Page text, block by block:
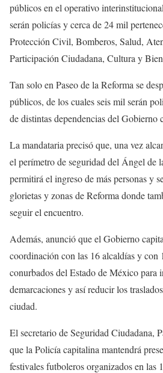
públicos en el operativo
serán policías y cerca de 24 mil
Protección Civil, Bomberos, Salud,
Participación Ciudadana, Cultura y
Tan solo en Paseo de la Reforma se
públicos, de los cuales seis mil serán
de distintas dependencias del Gobierno
La mandataria precisó que, una vez
el perímetro de seguridad del Ángel de
permitirá el ingreso de más personas y
glorietas y zonas de Reforma donde
seguir el encuentro.
Además, anunció que el Gobierno
coordinación con las 16 alcaldías y con
conurbados del Estado de México para
demarcaciones y así reducir los
ciudad.
El secretario de Seguridad Ciudadana,
que la Policía capitalina mantendrá
festivales futboleros organizados en las